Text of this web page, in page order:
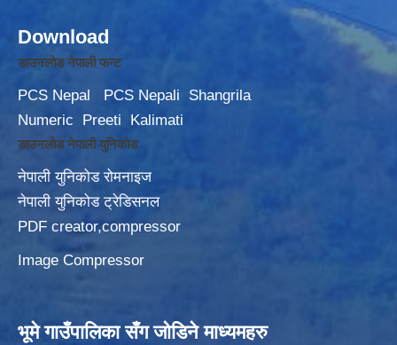
Download
डाउनलोड नेपाली फन्ट
PCS Nepal PCS Nepali
Shangrila
Numeric
Preeti Kalimati
डाउनलोड नेपाली युनिकोड
नेपाली युनिकोड रोमनाइज
नेपाली युनिकोड ट्रेडिसनल
PDF creator,compressor
Image Compressor
भूमे गाउँपालिका सँग जोडिने माध्यमहरु